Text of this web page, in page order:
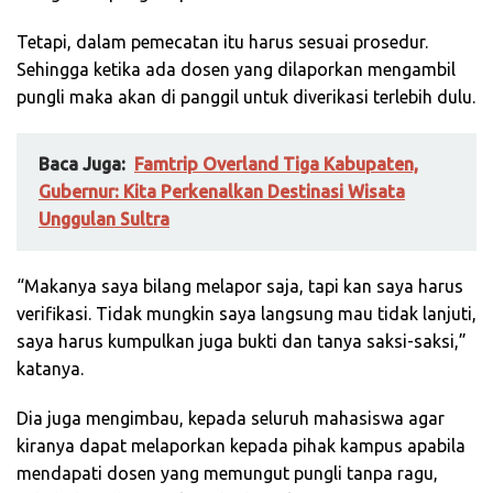
Tetapi, dalam pemecatan itu harus sesuai prosedur.
Sehingga ketika ada dosen yang dilaporkan mengambil
pungli maka akan di panggil untuk diverikasi terlebih dulu.
Baca Juga: Famtrip Overland Tiga Kabupaten,
Gubernur: Kita Perkenalkan Destinasi Wisata
Unggulan Sultra
“Makanya saya bilang melapor saja, tapi kan saya harus
verifikasi. Tidak mungkin saya langsung mau tidak lanjuti,
saya harus kumpulkan juga bukti dan tanya saksi-saksi,”
katanya.
Dia juga mengimbau, kepada seluruh mahasiswa agar
kiranya dapat melaporkan kepada pihak kampus apabila
mendapati dosen yang memungut pungli tanpa ragu,